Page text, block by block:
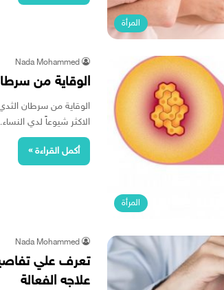
المرأة
المرأة
Nada Mohammed
الوقاية من
الوقاية من سرطان
الاكثر شيوعاً لدي
أكمل القراءة »
Nada Mohammed
تعرف علي
علاجه الفعالة